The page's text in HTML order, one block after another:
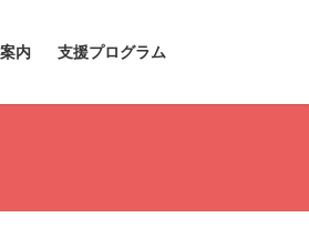
内 支援プログラム